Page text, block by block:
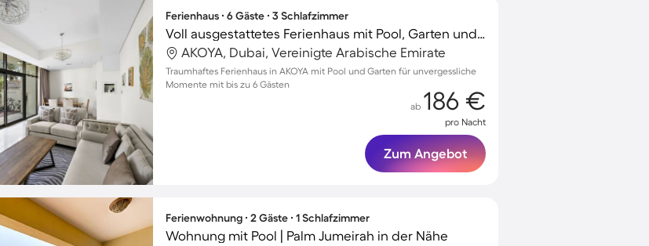
Ferienhaus ∙ 6 Gäste ∙ 3 Schlafzimmer
Voll ausgestattetes Ferienhaus mit Pool, Garten und Terrasse
AKOYA, Dubai, Vereinigte Arabische Emirate
Traumhaftes Ferienhaus in AKOYA mit Pool und Garten für unvergessliche
Momente mit bis zu 6 Gästen
ab 186 €
pro Nacht
Zum Angebot
Ferienwohnung ∙ 2 Gäste ∙ 1 Schlafzimmer
Wohnung mit Pool | Palm Jumeirah in der Nähe